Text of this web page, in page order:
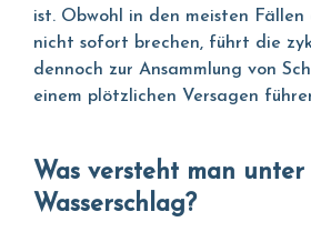
ist. Obwohl in den meisten
nicht sofort brechen, führt die
dennoch zur Ansammlung von
einem plötzlichen Versagen
Was versteht man unter
Wasserschlag?